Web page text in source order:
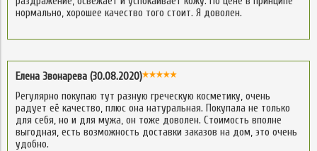
нормально, хорошее качество того стоит. Я доволен.
Елена Звонарева (30.08.2020)
Регулярно покупаю тут разную греческую косметику, очень
радует её качество, плюс она натуральная. Покупала не только
для себя, но и для мужа, он тоже доволен. Стоимость вполне
выгодная, есть возможность доставки заказов на дом, это очень
удобно.